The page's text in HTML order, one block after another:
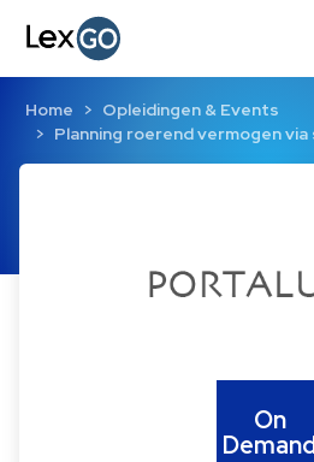
Home
Opleidingen & Events
Planning roerend vermogen via
On